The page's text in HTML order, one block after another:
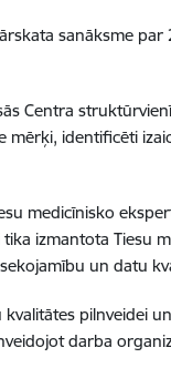
sanāksme par
Centra
mērķi, identificēti
medicīnisko
izmantota Tiesu
un datu
pilnveidei
darba